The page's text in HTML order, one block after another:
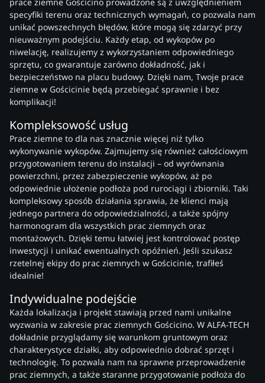
specyfiki terenu oraz technicznych wymagań, co pozwala nam
unikać powszechnych błędów, które mogą się zdarzyć przy
nieuważnym podejściu. Każdy etap, od wykopów po
niwelację, realizujemy z wykorzystaniem odpowiedniego
sprzętu, co gwarantuje zarówno dokładność, jak i
bezpieczeństwo na placu budowy. Dzięki nam, Twoje prace
ziemne w Gościcinie będą przebiegać sprawnie i bez
komplikacji!
Kompleksowość usług
Prace ziemne to dla nas znacznie więcej niż tylko
wykonywanie wykopów. Zajmujemy się również całościowym
przygotowaniem terenu do instalacji – od wyrównania
powierzchni, przez zabezpieczenie wykopów, aż po
odpowiednie ułożenie podłoża pod rurociągi i zbiorniki. Taki
kompleksowy sposób działania sprawia, że klienci mają
jednego partnera do odpowiedzialności, a także spójny
harmonogram dla wszystkich prac ziemnych oraz
montażowych. Dzięki temu łatwiej jest kontrolować postęp
inwestycji i unikać ewentualnych opóźnień. Jeśli szukasz
rzetelnej ekipy do prac ziemnych w Gościcinie, trafiłeś
idealnie!
Indywidualne podejście
Każda lokalizacja i projekt stawiają przed nami unikalne
wyzwania w zakresie prac ziemnych Gościcino. W ALFA-TECH
dokładnie przyglądamy się warunkom gruntowym oraz
charakterystyce działki, aby odpowiednio dobrać sprzęt i
technologię. To pozwala nam na sprawne przeprowadzenie
prac ziemnych, a także staranne przygotowanie podłoża do